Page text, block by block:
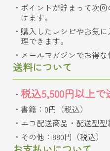
ポイントが貯まって次
けます。
購入したレシピやお気
理できます。
メールマガジンでお得な
送料について
税込5,500円以上
書籍：0円（税込）
エコ配送商品・配送型型
その他：880円（税込）